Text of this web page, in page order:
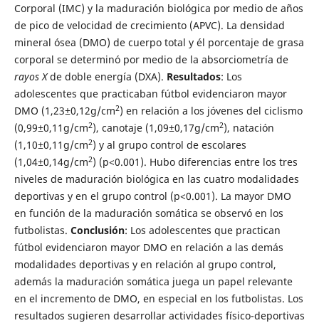
Corporal (IMC) y la maduración biológica por medio de años
de pico de velocidad de crecimiento (APVC). La densidad
mineral ósea (DMO) de cuerpo total y él porcentaje de grasa
corporal se determinó por medio de la absorciometría de
rayos Xde doble energía (DXA). Resultados: Los
adolescentes que practicaban fútbol evidenciaron mayor
DMO (1,23±0,12g/cm2) en relación a los jóvenes del ciclismo
(0,99±0,11g/cm2), canotaje (1,09±0,17g/cm2), natación
(1,10±0,11g/cm2) y al grupo control de escolares
(1,04±0,14g/cm2) (p<0.001). Hubo diferencias entre los tres
niveles de maduración biológica en las cuatro modalidades
deportivas y en el grupo control (p<0.001). La mayor DMO
en función de la maduración somática se observó en los
futbolistas. Conclusión: Los adolescentes que practican
fútbol evidenciaron mayor DMO en relación a las demás
modalidades deportivas y en relación al grupo control,
además la maduración somática juega un papel relevante
en el incremento de DMO, en especial en los futbolistas. Los
resultados sugieren desarrollar actividades físico-deportivas